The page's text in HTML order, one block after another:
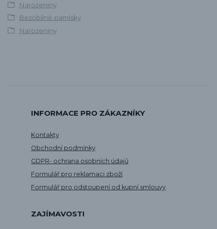
Narozeniny
Bezobilné pamlsky
Narozeniny
INFORMACE PRO ZÁKAZNÍKY
Kontakty
Obchodní podmínky
GDPR- ochrana osobních údajů
Formulář pro reklamaci zboží
Formulář pro odstoupení od kupní smlouvy
ZAJÍMAVOSTI